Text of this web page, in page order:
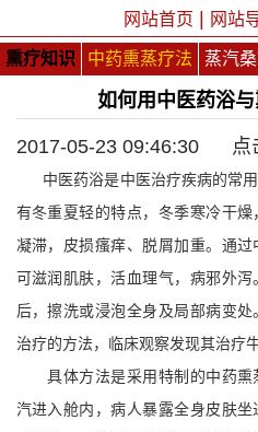
网站首页 网站
熏疗知识 中药熏蒸疗法 蒸汽
如何用中医药浴
2017-05-23 09:46:30 点
中医药浴是中医治疗疾病的常用
有冬重夏轻的特点，冬季寒冷干
凝滞，皮损瘙痒、脱屑加重。通过
可滋润肌肤，活血理气，病邪外
后，擦洗或浸泡全身及局部病变
治疗的方法，临床观察发现其治疗
具体方法是采用特制的中药熏
汽进入舱内，病人暴露全身皮肤